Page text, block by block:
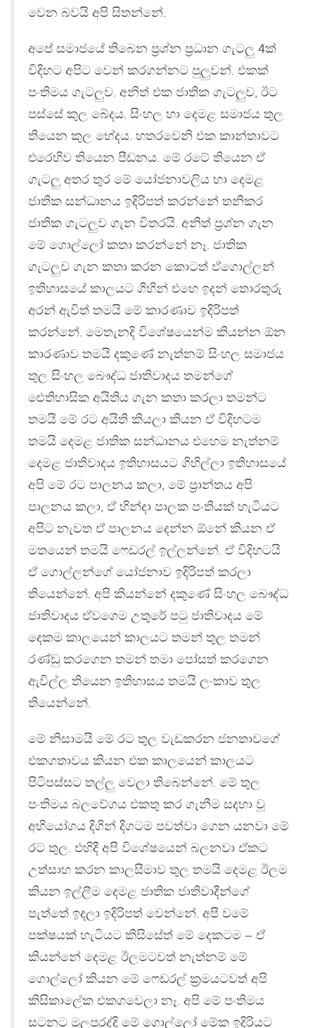
වෙන බවයි අපි සිතන්නේ.
අපේ සමාජයේ තිබෙන ප‍්‍රශ්න ප‍්‍රධාන ගැටලු 4ක්
විදිහට අපිට වෙන් කරගන්නට පුලුවන්. එකක්
පංතිමය ගැටලුව. අනිත් එක ජාතික ගැටලුව, ඊට
පස්සේ කුල බේදය. සිංහල හා දෙමළ සමාජය තුල
තියෙන කුල භේදය. හතරවෙනි එක කාන්තාවට
එරෙහිව තියෙන පීඩනය. මේ රටේ තියෙන ඒ
ගැටලු අතර තුර මේ යෝජනාවලිය හා දෙමළ
ජාතික සන්ධානය ඉදිරිපත් කරන්නේ තනිකර
ජාතික ගැටලුව ගැන විතරයි. අනිත් ප‍්‍රශ්න ගැන
මේ ගොල්ලෝ කතා කරන්නේ නෑ. ජාතික
ගැටලුව ගැන කතා කරන කොටත් ඒගොල්ලන්
ඉතිහාසයේ කාලයට ගිහින් එහෙ ඉදන් තොරතුරු
අරන් ඇවිත් තමයි මේ කාරණාව ඉදිරිපත්
කරන්නේ. මෙතැනදි විශේෂයෙන්ම කියන්න ඕන
කාරණාව තමයි දකුණේ නැත්නම් සිංහල සමාජය
තුල සිංහල බෞද්ධ ජාතිවාදය තමන්ගේ
ඓතිහාසික අයිතිය ගැන කතා කරලා තමන්ට
තමයි මේ රට අයිති කියලා කියන ඒ විදිහටම
තමයි දෙමළ ජාතික සන්ධානය එහෙම නැත්නම්
දෙමළ ජාතිවාදය ඉතිහාසයට ගිහිල්ලා ඉතිහාසයේ
අපි මේ රට පාලනය කලා, මේ ප‍්‍රාන්තය අපි
පාලනය කලා, ඒ හින්දා පාලක පංතියක් හැටියට
අපිට නැවත ඒ පාලනය දෙන්න ඕනේ කියන ඒ
මතයෙන් තමයි ෆෙඩරල් ඉල්ලන්නේ. ඒ විදිහටයි
ඒ ගොල්ලන්ගේ යෝජනාව ඉදිරිපත් කරලා
තියෙන්නේ. අපි කියන්නේ දකුණේ සිංහල බෞද්ධ
ජාතිවාදය ඒවගෙම උතුරේ පටු ජාතිවාදය මේ
දෙකම කාලයෙන් කාලයට තමන් තුල තමන්
රණ්ඩු කරගෙන තමන් තමා පෝසත් කරගෙන
ඇවිල්ල තියෙන ඉතිහාසය තමයි ලංකාව තුල
තියෙන්නේ.
මේ නිසාමයි මේ රට තුල වැඩකරන ජනතාවගේ
එකගතාවය කියන එක කාලයෙන් කාලයට
පිටිපස්සට තල්ලු වෙලා තිබෙන්නේ. මේ තුල
පංතිමය බලවේගය එකතු කර ගැනීම සදහා වූ
අභියෝගය දිගින් දිගටම පවත්වා ගෙන යනවා මේ
රට තුල. එහිදී අපි විශේෂයෙන් බලනවා ඒකට
උත්සාහ කරන කාලසීමාව තුල තමයි දෙමළ ඊලම
කියන ඉල්ලීම දෙමළ ජාතික ජාතිවාදීන්ගේ
පැත්තේ ඉදලා ඉදිරිපත් වෙන්නේ. අපි වමේ
පක්ෂයක් හැටියට කිසිසේත් මේ දෙකටම – ඒ
කියන්නේ දෙමළ ඊලමටවත් නැත්නම් මේ
ගොල්ලෝ කියන මේ ෆෙඩරල් ක‍්‍රමයටවත් අපි
කිසිකාලේක එකගවෙලා නෑ. අපි මේ පංතිමය
සටනට මුලපුරද්දි මේ ගොල්ලෝ මේක ඉදිරියට